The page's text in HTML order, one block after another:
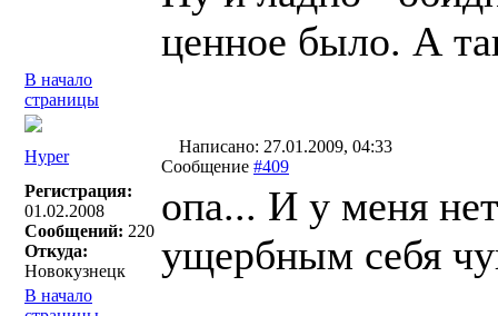
ценное было. А
В начало
страницы
Hyper
Написано: 27.01.2009, 04:33
Сообщение #409
Регистрация:
01.02.2008
Сообщений: 220
Откуда:
Новокузнецк
опа... И у меня
ущербным себя
В начало